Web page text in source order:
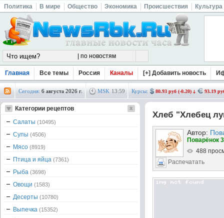
Политика В мире Общество Экономика Происшествия Культура
Главная Все темы Россия Каналы [+] Добавить новость
Сегодня: 6 августа 2026 г. MSK 13:59 Курсы: 80.93 руб (-0.20) 93.19
Хлеб "Хлебец
Автор:
Поварёнок
488
Распечатать
Категории рецептов
Салаты (10495)
Супы (4506)
Мясо (8919)
Птица и яйца (7361)
Рыба (3698)
Овощи (1583)
Десерты (10780)
Выпечка (15352)